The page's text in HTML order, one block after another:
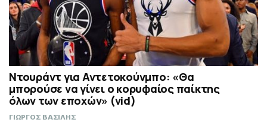
Ντουράντ για Αντετοκούνμπο: «Θα
μπορούσε να γίνει ο κορυφαίος παίκτης
όλων των εποχών» (vid)
ΓΙΩΡΓΟΣ ΒΑΣΙΛΗΣ